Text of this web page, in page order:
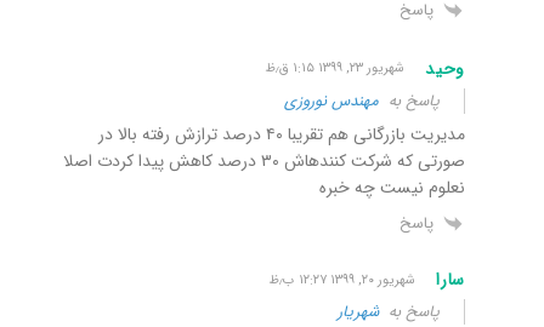
پاسخ
وحید شهریور ۲۳, ۱۳۹۹ ۱:۱۵ ق٫ظ
پاسخ به مهندس نوروزی
مدیریت بازرگانی هم تقریبا ۴۰ درصد ترازش رفته بالا در
صورتی که شرکت کنندهاش ۳۰ درصد کاهش پیدا کردت اصلا
نعلوم نیست چه خبره
پاسخ
سارا شهریور ۲۰, ۱۳۹۹ ۱۲:۲۷ ب٫ظ
پاسخ بهشهریار